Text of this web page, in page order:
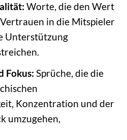
Worte, die den Wert
in die Mitspieler
Unterstützung
Fokus: Sprüche, die die
Konzentration und der
umzugehen,